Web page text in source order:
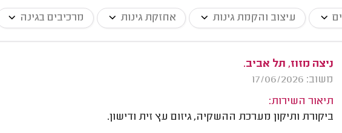
עיצוב והקמת גינות אחזקת גינות מרכיבים בגינה
ניצה מזוז, תל אביב.
משוב: 17/06/2026
תיאור השירות:
ביקורת ותיקון מערכת ההשקיה, גיזום עץ זית ודישון.